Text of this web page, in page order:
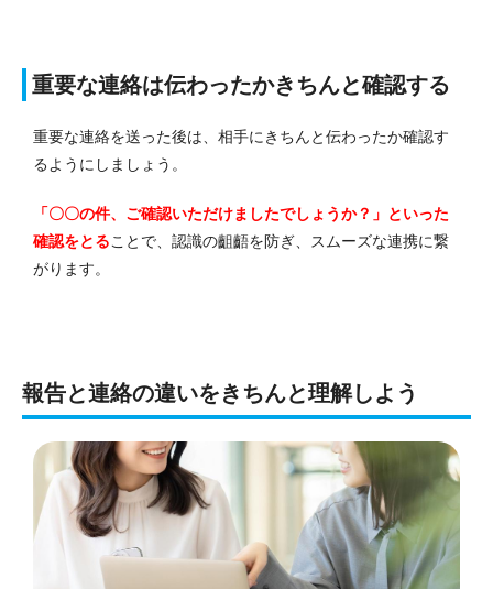
重要な連絡は伝わったかきちんと確認する
重要な連絡を送った後は、相手にきちんと伝わったか確認す
るようにしましょう。
「〇〇の件、ご確認いただけましたでしょうか？」といった
確認をとることで、認識の齟齬を防ぎ、スムーズな連携に繋
がります。
報告と連絡の違いをきちんと理解しよう